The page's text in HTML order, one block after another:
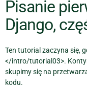
Pisanie
Django,
Ten tutorial zaczyna się,
</intro/tutorial03>.
skupimy się na
kodu.